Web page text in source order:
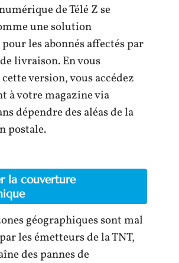
de Télé Z se
une solution
les abonnés affectés par
livraison. En vous
version, vous accédez
à votre magazine via
dépendre des aléas de la
postale.
la couverture
géographiques sont mal
les émetteurs de la TNT,
des pannes de